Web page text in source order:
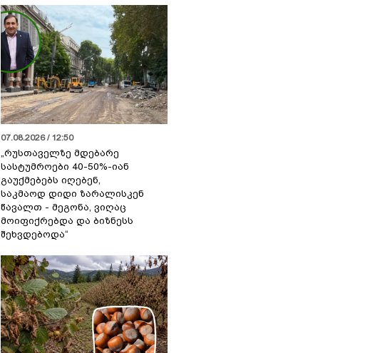
07.08.2026 / 12:50
„რუსთაველზე მდებარე
სასტუმროები 40-50%-იან
გაუქმებებს იღებენ,
საკმაოდ დიდი ზარალისკენ
წავალთ - მეგონა, ვიღაც
მოიფიქრებდა და ბიზნესს
შეხვდებოდა“